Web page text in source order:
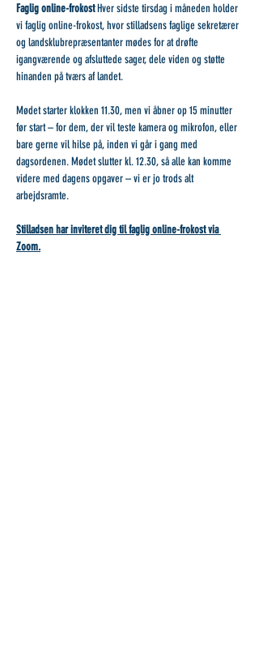
Faglig online-frokost Hver sidste tirsdag i måneden holder
vi faglig online-frokost, hvor stilladsens faglige sekretærer
og landsklubrepræsentanter mødes for at drøfte
igangværende og afsluttede sager, dele viden og støtte
hinanden på tværs af landet.
Mødet starter klokken 11.30, men vi åbner op 15 minutter
før start – for dem, der vil teste kamera og mikrofon, eller
bare gerne vil hilse på, inden vi går i gang med
dagsordenen. Mødet slutter kl. 12.30, så alle kan komme
videre med dagens opgaver – vi er jo trods alt
arbejdsramte.
Stilladsen har inviteret dig til faglig online-frokost via
Zoom.